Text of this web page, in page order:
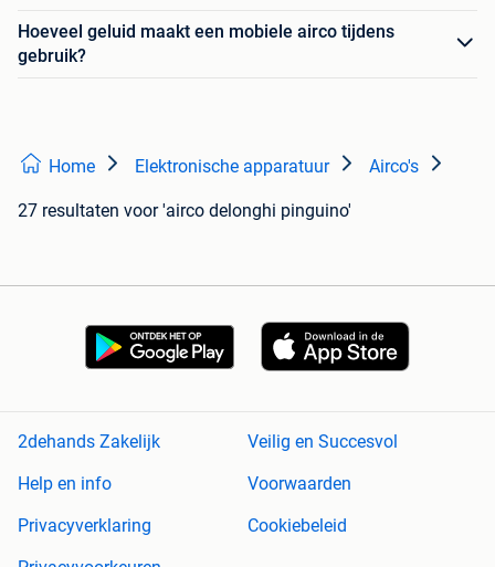
Hoeveel geluid maakt een mobiele airco tijdens
gebruik?
Home Elektronische apparatuur Airco's
27 resultaten voor 'airco delonghi pinguino'
2dehands Zakelijk
Veilig en Succesvol
Help en info
Voorwaarden
Privacyverklaring
Cookiebeleid